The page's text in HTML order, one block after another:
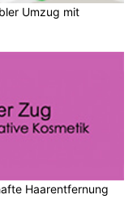
Umzug mit
Haarentfernung